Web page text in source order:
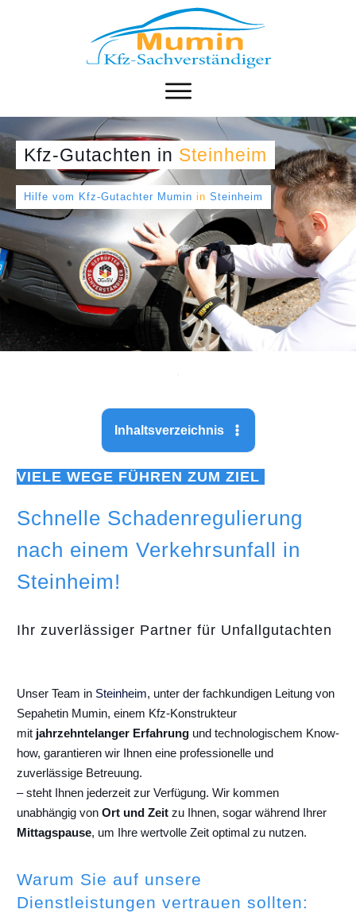
Kfz-Gutachten in Steinheim
Hilfe vom Kfz-Gutachter Mumin in Steinheim
Inhaltsverzeichnis
VIELE WEGE FÜHREN ZUM ZIEL
Schnelle Schadenregulierung
nach einem Verkehrsunfall in
Steinheim!
Ihr zuverlässiger Partner für Unfallgutachten
Unser Team in Steinheim, unter der fachkundigen Leitung von
Sepahetin Mumin, einem Kfz-Konstrukteur
mit jahrzehntelanger Erfahrung und technologischem Know-
how, garantieren wir Ihnen eine professionelle und
zuverlässige Betreuung.
– steht Ihnen jederzeit zur Verfügung. Wir kommen
unabhängig von Ort und Zeit zu Ihnen, sogar während Ihrer
Mittagspause, um Ihre wertvolle Zeit optimal zu nutzen.
Warum Sie auf unsere
Dienstleistungen vertrauen sollten: